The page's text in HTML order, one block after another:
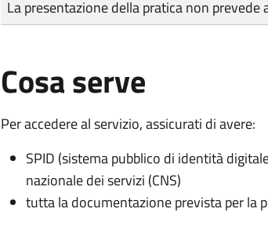
La presentazione della pratica non prevede
Cosa serve
Per accedere al servizio, assicurati di avere:
SPID (sistema pubblico di identità
nazionale dei servizi (CNS)
tutta la documentazione prevista per la